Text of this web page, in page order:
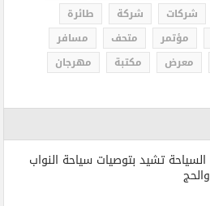
شركات شركة
طائرة
مؤتمر متحف
مسافر
معرض مكتبة
مهرجان
تشيد بتوصيات سياحة النواب